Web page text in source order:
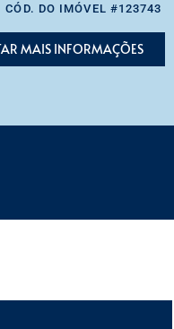
CÓD. DO IMÓVEL #123743
MAIS INFORMAÇÕES